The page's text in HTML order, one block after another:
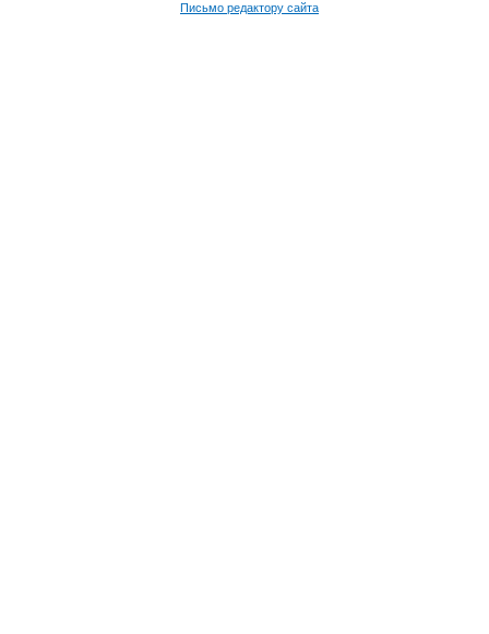
Письмо редактору сайта